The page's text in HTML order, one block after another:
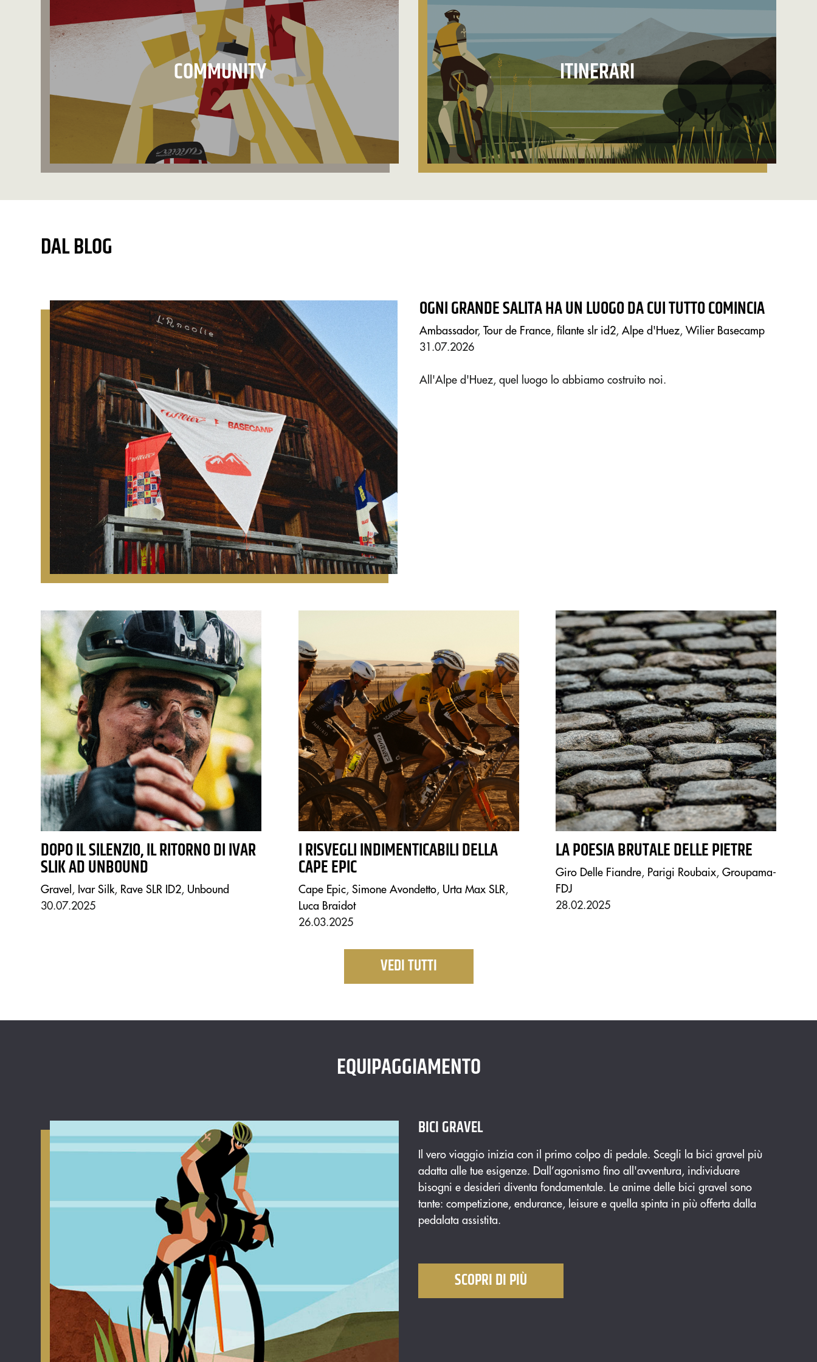
COMMUNITY ITINERARI
DAL BLOG
OGNI GRANDE SALITA HA UN LUOGO DA CUI TUTTO COMINCIA
Ambassador, Tour de France, filante slr id2, Alpe d'Huez, Wilier Basecamp
31.07.2026
All'Alpe d'Huez, quel luogo lo abbiamo costruito noi.
DOPO IL SILENZIO, IL RITORNO DI IVAR
SLIK AD UNBOUND
Gravel , Ivar Silk, Rave SLR ID2, Unbound
30.07.2025
I RISVEGLI INDIMENTICABILI DELLA
CAPE EPIC
Cape Epic, Simone Avondetto, Urta Max SLR,
Luca Braidot
26.03.2025
LA POESIA BRUTALE DELLE PIETRE
Giro Delle Fiandre, Parigi Roubaix, Groupama-
FDJ
28.02.2025
VEDI TUTTI
EQUIPAGGIAMENTO
BICI GRAVEL
Il vero viaggio inizia con il primo colpo di pedale. Scegli la bici gravel più
adatta alle tue esigenze. Dall’agonismo fino all'avventura, individuare
bisogni e desideri diventa fondamentale. Le anime delle bici gravel sono
tante: competizione, endurance, leisure e quella spinta in più offerta dalla
pedalata assistita.
SCOPRI DI PIÙ